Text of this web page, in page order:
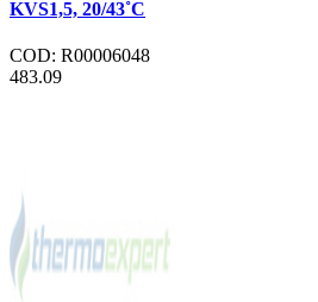
KVS1,5, 20/43˚C
COD: R00006048
483.09